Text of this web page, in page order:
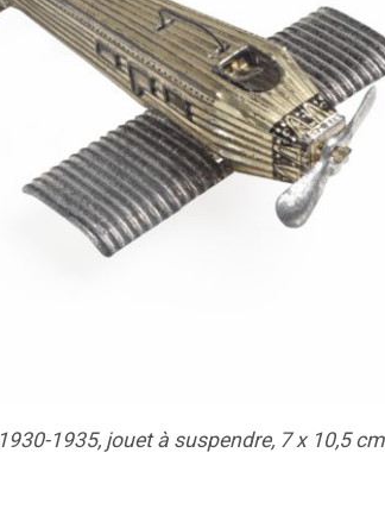
1930-1935, jouet à suspendre, 7 x 10,5 cm